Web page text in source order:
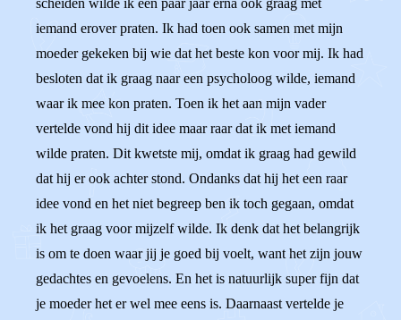
scheiden wilde ik een paar jaar erna ook graag met
iemand erover praten. Ik had toen ook samen met mijn
moeder gekeken bij wie dat het beste kon voor mij. Ik had
besloten dat ik graag naar een psycholoog wilde, iemand
waar ik mee kon praten. Toen ik het aan mijn vader
vertelde vond hij dit idee maar raar dat ik met iemand
wilde praten. Dit kwetste mij, omdat ik graag had gewild
dat hij er ook achter stond. Ondanks dat hij het een raar
idee vond en het niet begreep ben ik toch gegaan, omdat
ik het graag voor mijzelf wilde. Ik denk dat het belangrijk
is om te doen waar jij je goed bij voelt, want het zijn jouw
gedachtes en gevoelens. En het is natuurlijk super fijn dat
je moeder het er wel mee eens is. Daarnaast vertelde je